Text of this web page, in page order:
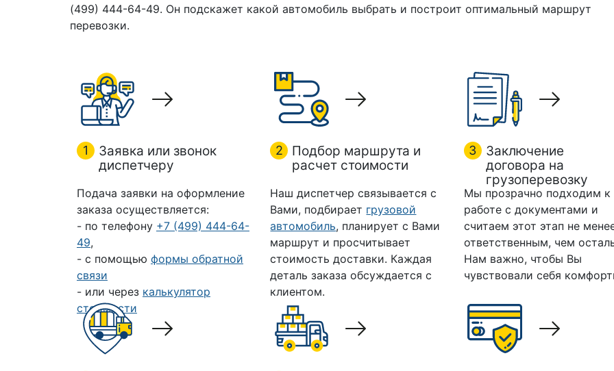
(499) 444-64-49. Он подскажет какой автомобиль выбрать и построит оптимальный маршрут
перевозки.
1
Заявка или звонок
диспетчеру
Подача заявки на оформление
заказа осуществляется:
- по телефону +7 (499) 444-64-
49,
- с помощью формы обратной
связи
- или через калькулятор
стоимости
2
Подбор маршрута и
расчет стоимости
Наш диспетчер связывается с
Вами, подбирает грузовой
автомобиль, планирует с Вами
маршрут и просчитывает
стоимость доставки. Каждая
деталь заказа обсуждается с
клиентом.
3
Заключение
договора на
грузоперевозку
Мы прозрачно подходим к
работе с документами и
считаем этот этап не
ответственным, чем
Нам важно, чтобы Вы
чувствовали себя